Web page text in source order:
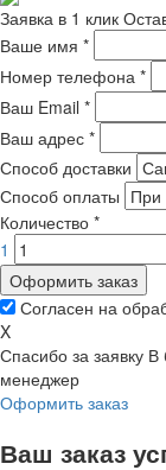
Заявка в 1 клик
Ваше имя *
Номер телефона *
Ваш Email *
Ваш адрес *
Способ доставки
Способ оплаты
Количество *
1
Оформить заказ
Согласен на
X
Спасибо за заявку В
менеджер
Оформить заказ
Ваш заказ